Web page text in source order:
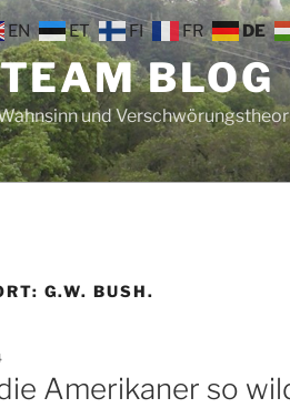
BLOG
und
G.W. BUSH.
Amerikaner so
EN ET FI FR DE